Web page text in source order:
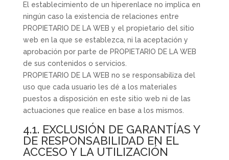
El establecimiento de un hiperenlace no implica en
ningún caso la existencia de relaciones entre
PROPIETARIO DE LA WEB y el propietario del sitio
web en la que se establezca, ni la aceptación y
aprobación por parte de PROPIETARIO DE LA WEB
de sus contenidos o servicios.
PROPIETARIO DE LA WEB no se responsabiliza del
uso que cada usuario les dé a los materiales
puestos a disposición en este sitio web ni de las
actuaciones que realice en base a los mismos.
4.1. EXCLUSIÓN DE GARANTÍAS Y
DE RESPONSABILIDAD EN EL
ACCESO Y LA UTILIZACIÓN